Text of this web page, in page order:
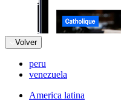
Volver
peru
venezuela
America latina